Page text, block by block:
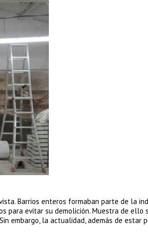
Barrios enteros formaban parte de la
para evitar su demolición. Muestra de ello
embargo, la actualidad, además de estar